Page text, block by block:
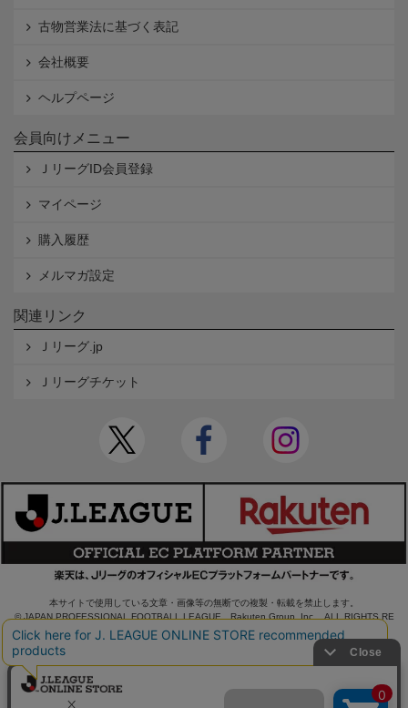
古物営業法に基づく表記
会社概要
ヘルプページ
会員向けメニュー
ＪリーグID会員登録
マイページ
購入履歴
メルマガ設定
関連リンク
Ｊリーグ.jp
Ｊリーグチケット
本サイトで使用している文章・画像等の無断での複製・転載を禁止します。
© JAPAN PROFESSIONAL FOOTBALL LEAGUE Rakuten Group, Inc. ALL RIGHTS RE
SERVED.